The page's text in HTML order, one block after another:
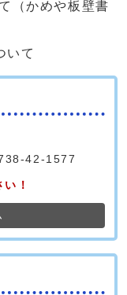
（かめや板壁書
いて
42-1577
！